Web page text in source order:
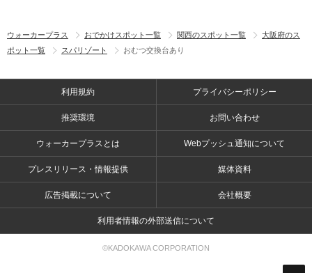
ウォーカープラス おでかけスポット一覧 関西のスポット一覧
大阪府のス
ポット一覧
スパリゾート おむつ交換台あり
利用規約 プライバシーポリシー
推奨環境 お問い合わせ
ウォーカープラスとは Webプッシュ通知について
プレスリリース・情報提供 媒体資料
広告掲載について 会社概要
利用者情報の外部送信について
©KADOKAWA CORPORATION